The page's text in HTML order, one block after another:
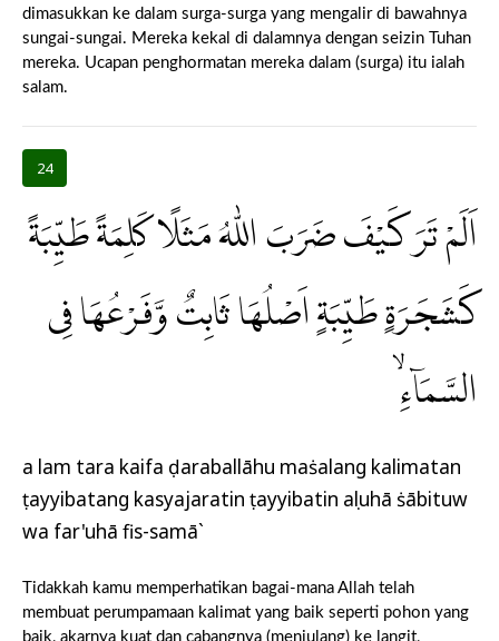
dimasukkan ke dalam surga-surga yang mengalir di bawahnya
sungai-sungai. Mereka kekal di dalamnya dengan seizin Tuhan
mereka. Ucapan penghormatan mereka dalam (surga) itu ialah
salam.
24
اَلَمْ تَرَ كَيْفَ ضَرَبَ اللّٰهُ مَثَلًا كَلِمَةً طَيِّبَةً
كَشَجَرَةٍ طَيِّبَةٍ اَصْلُهَا ثَابِتٌ وَّفَرْعُهَا فِى
السَّمَاۤءِۙ
a lam tara kaifa ḍaraballāhu maṡalang kalimatan
ṭayyibatang kasyajaratin ṭayyibatin aṣluhā ṡābituw
wa far'uhā fis-samā`
Tidakkah kamu memperhatikan bagai-mana Allah telah
membuat perumpamaan kalimat yang baik seperti pohon yang
baik, akarnya kuat dan cabangnya (menjulang) ke langit,